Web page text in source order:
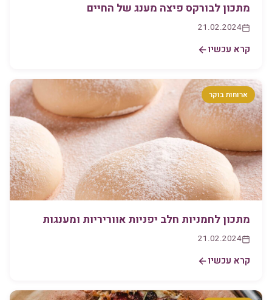
מתכון לבורקס פיצה מענג של החיים
21.02.2024
קרא עכשיו
ארוחות בוקר
מתכון לחמניות חלב יפניות אווריריות ומענגות
21.02.2024
קרא עכשיו